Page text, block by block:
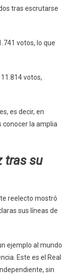
tras escrutarse
votos, lo que
votos,
es decir, en
conocer la amplia
tras su
reelecto mostró
sus líneas de
ejemplo al mundo
Este es el Real
sin